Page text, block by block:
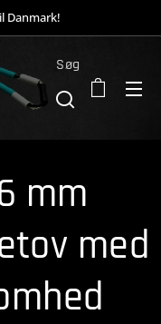
Danmark!
Søg
mm
med